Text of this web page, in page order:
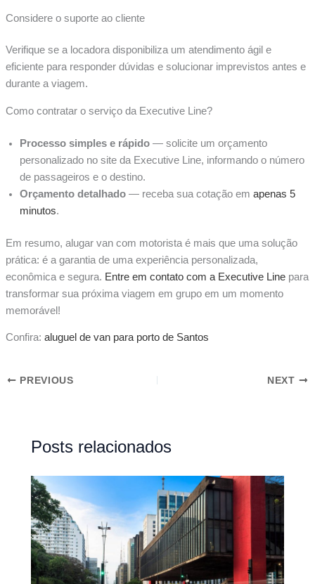
Considere o suporte ao cliente
Verifique se a locadora disponibiliza um atendimento ágil e
eficiente para responder dúvidas e solucionar imprevistos antes e
durante a viagem.
Como contratar o serviço da Executive Line?
Processo simples e rápido— solicite um orçamento
personalizado no site da Executive Line, informando o número
de passageiros e o destino.
Orçamento detalhado— receba sua cotação em apenas 5
minutos.
Em resumo, alugar van com motorista é mais que uma solução
prática: é a garantia de uma experiência personalizada,
econômica e segura. Entre em contato com a Executive Linepara
transformar sua próxima viagem em grupo em um momento
memorável!
Confira: aluguel de van para porto de Santos
PREVIOUS NEXT
Posts relacionados